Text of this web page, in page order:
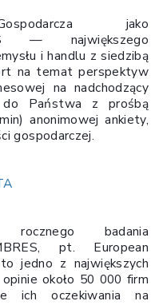
jako
— największego
i handlu z siedzibą
na temat perspektyw
na nadchodzący
Państwa z prośbą
anonimowej ankiety,
gospodarczej.
badania
pt. European
jedno z największych
około 50 000 firm
ich oczekiwania na